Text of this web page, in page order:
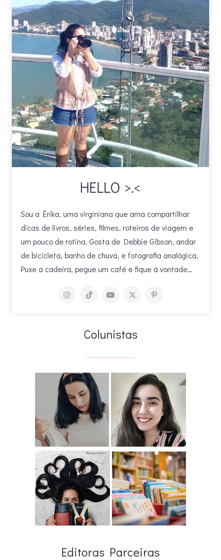
O.C
HELLO >.<
Sou a Érika, uma virginiana que ama compartilhar
dicas de livros, séries, filmes, roteiros de viagem e
um pouco de rotina. Gosta de Debbie Gibson, andar
de bicicleta, banho de chuva, e fotografia analógica.
Puxe a cadeira, pegue um café e fique à vontade…
Colunistas
Editoras Parceiras